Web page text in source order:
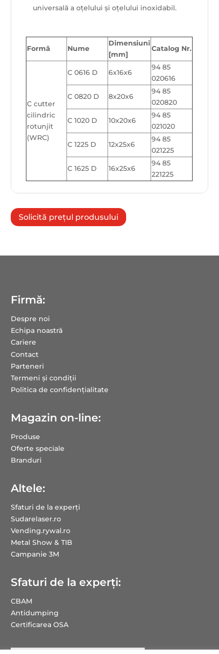
universală a oțelului și oțelului inoxidabil.
Formă Nume
Dimensiuni
[mm]
Catalog Nr.
C cutter
cilindric
rotunjit
(WRC)
C 0616 D 6x16x6
94 85
020616
C 0820 D 8x20x6
94 85
020820
C 1020 D 10x20x6
94 85
021020
C 1225 D 12x25x6
94 85
021225
C 1625 D 16x25x6
94 85
221225
Solicită prețul produsului
Firmă:
Despre noi
Echipa noastră
Cariere
Contact
Parteneri
Termeni și condiții
Politica de confidențialitate
Magazin on-line:
Produse
Oferte speciale
Branduri
Altele:
Sfaturi de la experți
Sudarelaser.ro
Vending.rywal.ro
Metal Show & TIB
Campanie 3M
Sfaturi de la experți:
CBAM
Antidumping
Certificarea OSA